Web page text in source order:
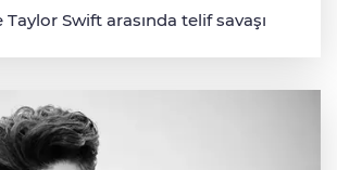
Taylor Swift arasında telif savaşı